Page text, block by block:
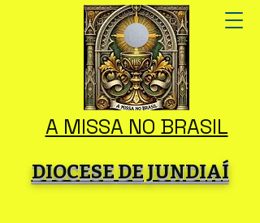
A MISSA NO BRASIL
DIOCESE DE JUNDIAÍ